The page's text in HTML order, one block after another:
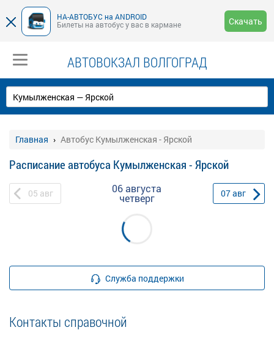
НА-АВТОБУС на ANDROID
Билеты на автобус у вас в кармане
Скачать
АВТОВОКЗАЛ ВОЛГОГРАД
Главная Автобус Кумылженская - Ярской
Расписание автобуса Кумылженская - Ярской
05 авг 06 августа
четверг 07авг
Служба поддержки
Контакты справочной